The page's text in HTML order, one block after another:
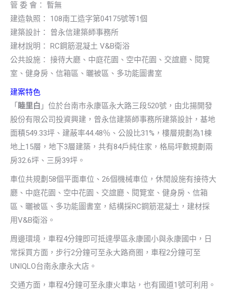
管 委 會： 暫無
建造執照： 108南工造字第04175號等1個
建築設計： 曾永信建築師事務所
建材說明： RC鋼筋混凝土 V&B衛浴
公共設施： 接待大廳、中庭花園、空中花園、交誼廳、閱覽
室、健身房、信箱區、曬被區、多功能圖書室
建案特色
「 睦里白 」位於台南市永康區永大路三段520號，由北揚開發
股份有限公司投資興建，曾永信建築師事務所建築設計，基地
面積549.33坪、建蔽率44.48％、公設比31%，樓層規劃為1棟
地上15層，地下3層建築，共有84戶純住家，格局坪數規劃兩
房32.6坪、三房39坪。
車位共規劃58個平面車位、26個機械車位，休閒設施有接待大
廳、中庭花園、空中花園、交誼廳、閱覽室、健身房、信箱
區、曬被區、多功能圖書室，結構採RC鋼筋混凝土，建材採
用V&B衛浴。
周邊環境，車程4分鐘即可抵達學區永康國小與永康國中，日
常採買方面，步行2分鐘可至永大路商圈，車程2分鐘可至
UNIQLO台南永康永大店。
交通方面，車程4分鐘可至永康火車站，也有國道1號可利用。